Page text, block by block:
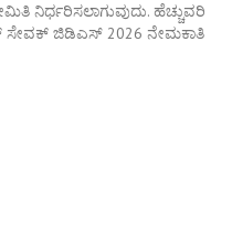
ನಿರ್ಧರಿಸಲಾಗುವುದು. ಹೆಚ್ಚುವರಿ
ಜಿಡಿಎಸ್ 2026 ನೇಮಕಾತಿ